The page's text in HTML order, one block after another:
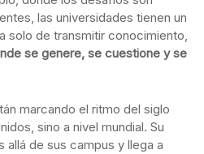
las universidades tienen un
solo de transmitir conocimiento,
se genere, se cuestione y se
marcando el ritmo del siglo
sino a nivel mundial. Su
allá de sus campus y llega a